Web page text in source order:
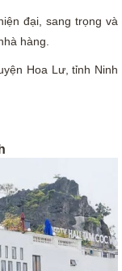
đại, sang trọng và
hàng.
Hoa Lư, tỉnh Ninh